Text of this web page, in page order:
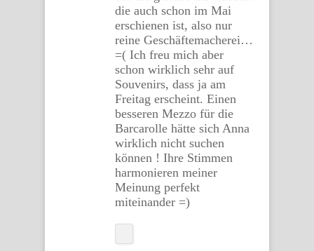
die auch schon im Mai
erschienen ist, also nur
reine Geschäftemacherei…
=( Ich freu mich aber
schon wirklich sehr auf
Souvenirs, dass ja am
Freitag erscheint. Einen
besseren Mezzo für die
Barcarolle hätte sich Anna
wirklich nicht suchen
können ! Ihre Stimmen
harmonieren meiner
Meinung perfekt
miteinander =)